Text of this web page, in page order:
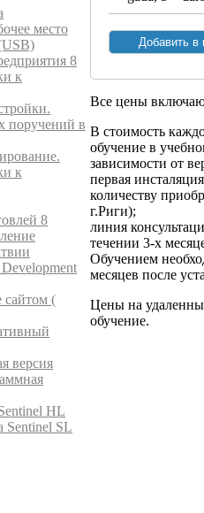
место
8
к
поручений в
к
8
сайтом (
версия
HL
Sentinel SL
Все цены
В стоимость
обучение в
зависимости от
первая
количеству
г.Риги);
линия
течении 3-х
Обучением
месяцев после
Цены на
обучение.